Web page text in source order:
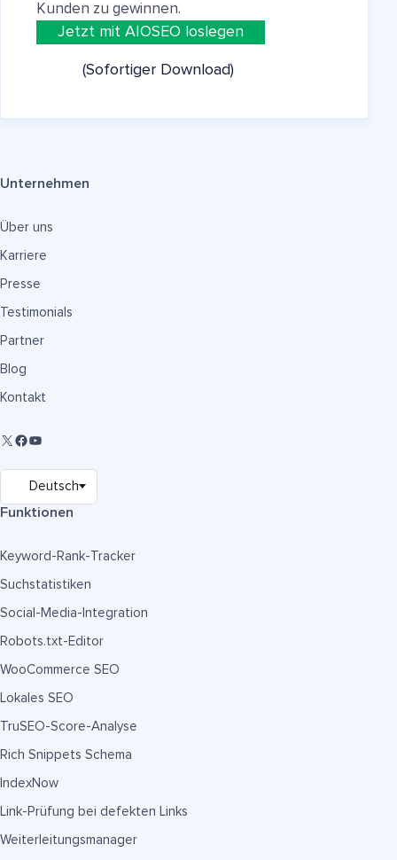
Kunden zu gewinnen.
Jetzt mit AIOSEO loslegen
(Sofortiger Download)
Unternehmen
Über uns
Karriere
Presse
Testimonials
Partner
Blog
Kontakt
Funktionen
Keyword-Rank-Tracker
Suchstatistiken
Social-Media-Integration
Robots.txt-Editor
WooCommerce SEO
Lokales SEO
TruSEO-Score-Analyse
Rich Snippets Schema
IndexNow
Link-Prüfung bei defekten Links
Weiterleitungsmanager